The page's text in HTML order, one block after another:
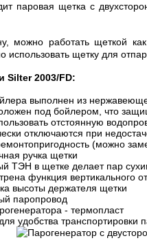
паровая щетка с
можно работать щеткой
использовать щетку для
Silter 2003/FD:
выполнен из
под бойлером, что
отстоянную
отключаются при
(можно
ручка щетки
ТЭН в щетке делает пар
функция вертикального
высоты держателя щетки
паропровод
- термопласт
удобства транспортировки